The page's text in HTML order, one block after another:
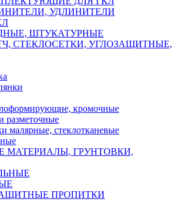
УДЛИНИТЕЛИ
ШТУКАТУРНЫЕ
СТЕКЛОСЕТКИ, УГЛОЗАЩИТНЫЕ,
кромочные
разметочные
малярные, стеклотканевые
МАТЕРИАЛЫ, ГРУНТОВКИ,
ПРОПИТКИ